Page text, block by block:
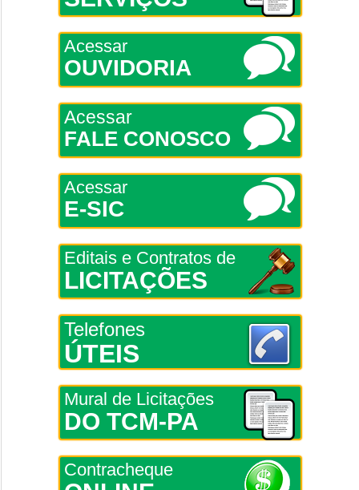
Acessar
OUVIDORIA
Acessar
FALE CONOSCO
Acessar
E-SIC
Editais e Contratos de
LICITAÇÕES
Telefones
ÚTEIS
Mural de Licitações
DO TCM-PA
Contracheque